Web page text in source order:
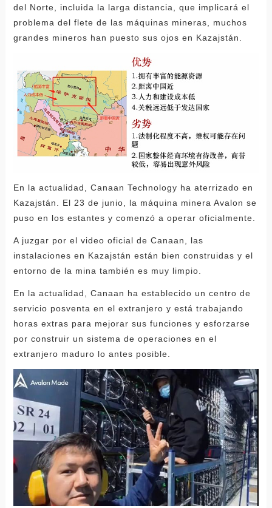
del Norte, incluida la larga distancia, que implicará el
problema del flete de las máquinas mineras, muchos
grandes mineros han puesto sus ojos en Kazajstán.
En la actualidad, Canaan Technology ha aterrizado en
Kazajstán. El 23 de junio, la máquina minera Avalon se
puso en los estantes y comenzó a operar oficialmente.
A juzgar por el video oficial de Canaan, las
instalaciones en Kazajstán están bien construidas y el
entorno de la mina también es muy limpio.
En la actualidad, Canaan ha establecido un centro de
servicio posventa en el extranjero y está trabajando
horas extras para mejorar sus funciones y esforzarse
por construir un sistema de operaciones en el
extranjero maduro lo antes posible.